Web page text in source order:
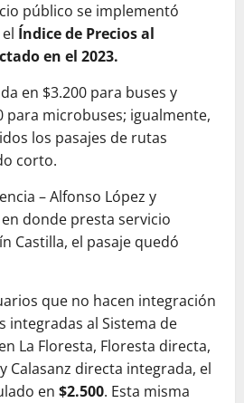
público se implementó
Índice de Precios al
en el 2023.
en $3.200 para buses y
para microbuses; igualmente,
los pasajes de rutas
corto.
– Alfonso López y
donde presta servicio
Castilla, el pasaje quedó
que no hacen integración
integradas al Sistema de
La Floresta, Floresta directa,
Calasanz directa integrada, el
en $2.500. Esta misma